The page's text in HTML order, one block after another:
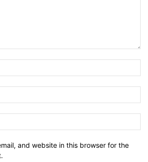
and website in this browser for the